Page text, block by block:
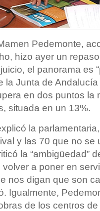
Pedemonte,
hizo ayer un
el panorama es
la Junta de
en dos puntos la
situada en un 13%.
la
y las 70 que no se
la “ambigüedad”
a poner en
nos digan que son
Igualmente,
de los centros